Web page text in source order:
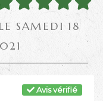
SAMEDI 18
Avis vérifié